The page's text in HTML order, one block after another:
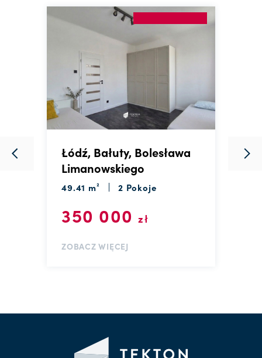
Łódź, Bałuty, Bolesława
Limanowskiego
49.41 m² 2 Pokoje
350 000 zł
ZOBACZ WIĘCEJ